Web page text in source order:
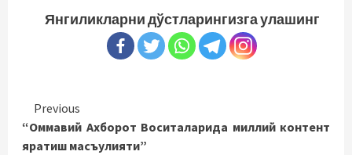
Янгиликларни дўстларингизга улашинг
Continue
Reading
Previous
“Оммавий Ахборот Воситаларида миллий контент
яратиш масъулияти”